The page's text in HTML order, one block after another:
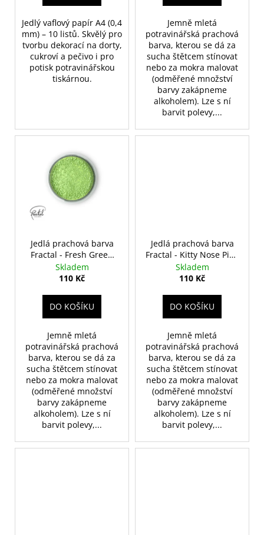
Jedlý vaflový papír A4 (0,4
mm) – 10 listů. Skvělý pro
tvorbu dekorací na dorty,
cukroví a pečivo i pro
potisk potravinářskou
tiskárnou.
Jemně mletá
potravinářská prachová
barva, kterou se dá za
sucha štětcem stínovat
nebo za mokra malovat
(odměřené množství
barvy zakápneme
alkoholem). Lze s ní
barvit polevy,...
Jedlá prachová barva
Fractal - Fresh Green
(2,5 g)
Skladem
110 Kč
DO KOŠÍKU
Jemně mletá
potravinářská prachová
barva, kterou se dá za
sucha štětcem stínovat
nebo za mokra malovat
(odměřené množství
barvy zakápneme
alkoholem). Lze s ní
barvit polevy,...
Jedlá prachová barva
Fractal - Kitty Nose Pink
(3 g)
Skladem
110 Kč
DO KOŠÍKU
Jemně mletá
potravinářská prachová
barva, kterou se dá za
sucha štětcem stínovat
nebo za mokra malovat
(odměřené množství
barvy zakápneme
alkoholem). Lze s ní
barvit polevy,...